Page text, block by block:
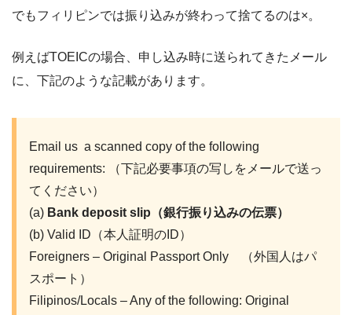
でもフィリピンでは振り込みが終わって捨てるのは×。
例えばTOEICの場合、申し込み時に送られてきたメール
に、下記のような記載があります。
Email us a scanned copy of the following
requirements: （下記必要事項の写しをメールで送っ
てください）
(a)Bank deposit slip（銀行振り込みの伝票）
(b) Valid ID（本人証明のID）
Foreigners – Original Passport Only （外国人はパ
スポート）
Filipinos/Locals – Any of the following: Original